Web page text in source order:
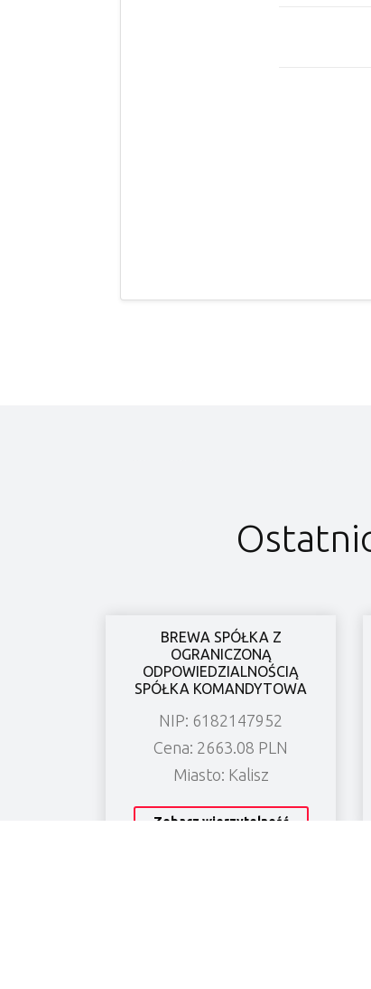
BREWA SPÓŁKA Z
OGRANICZONĄ
ODPOWIEDZIALNOŚCIĄ
SPÓŁKA KOMANDYTOWA
NIP: 6182147952
Cena: 2663.08 PLN
Miasto: Kalisz
Zobacz wierzytelność